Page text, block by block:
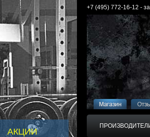
+7 (495) 772-16-12 -
АКЦИИ